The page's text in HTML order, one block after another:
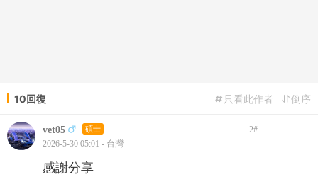
10回復 倒序
只看此作者
vet05 碩士 2#
2026-5-30 05:01 - 台灣
感謝分享